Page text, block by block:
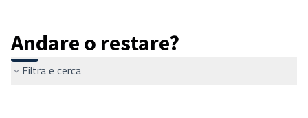
Andare o restare?
Filtra e cerca